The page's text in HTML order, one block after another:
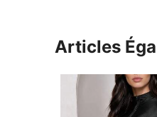
Articles